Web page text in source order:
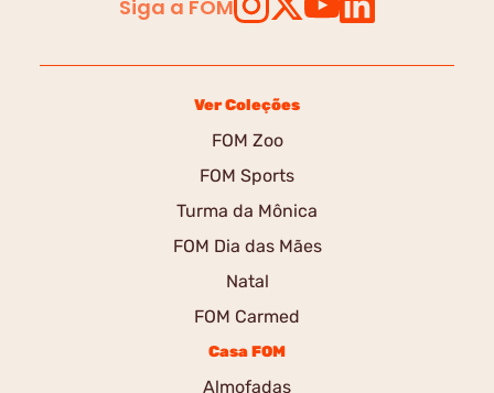
Siga a FOM
Ver Coleções
FOM Zoo
FOM Sports
Turma da Mônica
FOM Dia das Mães
Natal
FOM Carmed
Casa FOM
Almofadas